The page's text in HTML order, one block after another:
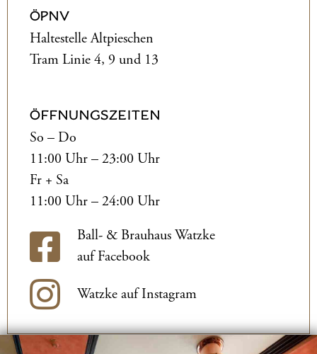
ÖPNV
Haltestelle Altpieschen
Tram Linie 4, 9 und 13
ÖFFNUNGSZEITEN
So – Do
11:00 Uhr – 23:00 Uhr
Fr + Sa
11:00 Uhr – 24:00 Uhr
Ball- & Brauhaus Watzke
auf Facebook
Watzke auf Instagram